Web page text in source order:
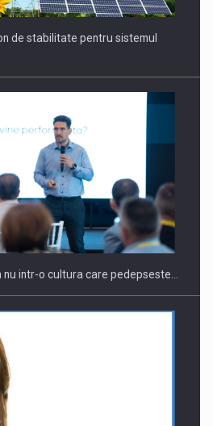
RETHINK STRATEGY-Finantare
de stabilitate pentru sistemul
nu intr-o cultura care pedepseste…